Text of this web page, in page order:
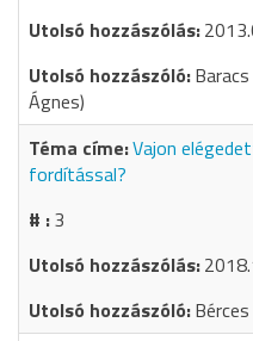
Ágnes)
Vajon
fordítással?
3